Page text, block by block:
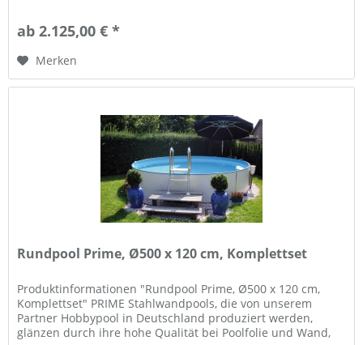
ab 2.125,00 € *
Merken
Rundpool Prime, Ø500 x 120 cm, Komplettset
Produktinformationen "Rundpool Prime, Ø500 x 120 cm,
Komplettset" PRIME Stahlwandpools, die von unserem
Partner Hobbypool in Deutschland produziert werden,
glänzen durch ihre hohe Qualität bei Poolfolie und Wand,